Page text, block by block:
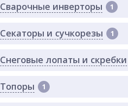
Сварочные инверторы 1
Секаторы и сучкорезы 1
Снеговые лопаты и скребки
Топоры 1